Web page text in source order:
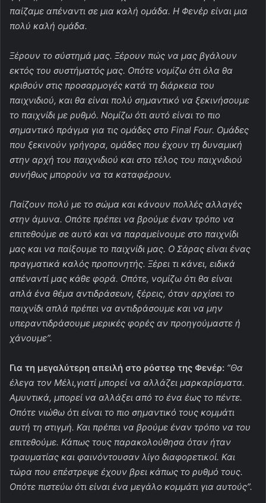
παίζαμε απέναντι σε μια καλή ομάδα. Η Φενέρ είναι μια
πολύ καλή ομάδα.
Ξέρουν το σύστημά μας. Ξέρουν πώς να μας βγάλουν
εκτός του συστήματός μας. Οπότε νομίζω ότι όλα θα
κριθούν στις προσαρμογές κατά τη διάρκεια του
παιχνιδιού, και θα είναι πολύ σημαντικό να ξεκινήσουμε
το παιχνίδι με ρυθμό. Νομίζω ότι αυτό είναι το πιο
σημαντικό πράγμα για τις ομάδες στο Final Four. Ομάδες
που ξεκινούν γρήγορα, ομάδες που έχουν τη δυναμική
στην αρχή του παιχνιδιού και στο τέλος του παιχνιδιού
συνήθως μπορούν να τα καταφέρουν.
Παίζουν πολύ με το σώμα και κάνουν πολλές αλλαγές
στην άμυνα. Οπότε πρέπει να βρούμε έναν τρόπο να
επιτεθούμε σε αυτό και να παραμείνουμε στο παιχνίδι
μας και να παίξουμε το παιχνίδι μας. Ο Σάρας είναι ένας
πραγματικά καλός προπονητής. Ξέρει τι κάνει, ειδικά
απέναντί μας κάθε φορά. Οπότε, νομίζω ότι θα είναι
απλά ένα θέμα αντιδράσεων, ξέρεις, όταν αρχίσει το
παιχνίδι απλά πρέπει να αντιδράσουμε και να μην
υπεραντιδράσουμε μερικές φορές αν προηγούμαστε ή
χάνουμε”.
Για τη μεγαλύτερη απειλή στο ρόστερ της Φενέρ: “Θα
έλεγα τον Μέλι,γιατί μπορεί να αλλάζει μαρκαρίσματα.
Αμυντικά, μπορεί να αλλάξει από το ένα έως το πέντε.
Οπότε νιώθω ότι είναι το πιο σημαντικό τους κομμάτι
αυτή τη στιγμή. Και πρέπει να βρούμε έναν τρόπο να του
επιτεθούμε. Κάπως τους παρακολούθησα όταν ήταν
τραυματίας και φαινόντουσαν λίγο διαφορετικοί. Και
τώρα που επέστρεψε έχουν βρει κάπως το ρυθμό τους.
Οπότε πιστεύω ότι είναι ένα μεγάλο κομμάτι για αυτούς”.